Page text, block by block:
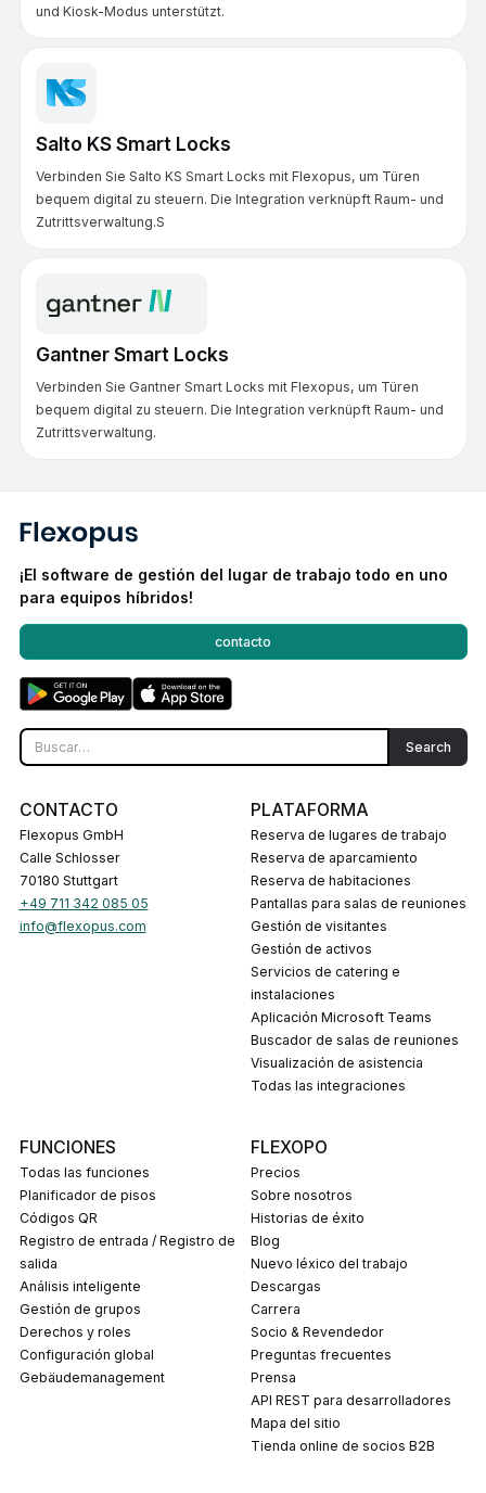
und Kiosk-Modus unterstützt.
Salto KS Smart Locks
Verbinden Sie Salto KS Smart Locks mit Flexopus, um Türen
bequem digital zu steuern. Die Integration verknüpft Raum- und
Zutrittsverwaltung.S
Gantner Smart Locks
Verbinden Sie Gantner Smart Locks mit Flexopus, um Türen
bequem digital zu steuern. Die Integration verknüpft Raum- und
Zutrittsverwaltung.
¡El software de gestión del lugar de trabajo todo en uno
para equipos híbridos!
contacto
CONTACTO
Flexopus GmbH
Calle Schlosser
70180 Stuttgart
+49 711 342 085 05
info@flexopus.com
PLATAFORMA
Reserva de lugares de trabajo
Reserva de aparcamiento
Reserva de habitaciones
Pantallas para salas de reuniones
Gestión de visitantes
Gestión de activos
Servicios de catering e
instalaciones
Aplicación Microsoft Teams
Buscador de salas de reuniones
Visualización de asistencia
Todas las integraciones
FUNCIONES
Todas las funciones
Planificador de pisos
Códigos QR
Registro de entrada / Registro de
salida
Análisis inteligente
Gestión de grupos
Derechos y roles
Configuración global
Gebäudemanagement
FLEXOPO
Precios
Sobre nosotros
Historias de éxito
Blog
Nuevo léxico del trabajo
Descargas
carrera
Socio & Revendedor
Preguntas frecuentes
prensa
API REST para desarrolladores
Mapa del sitio
Tienda online de socios B2B